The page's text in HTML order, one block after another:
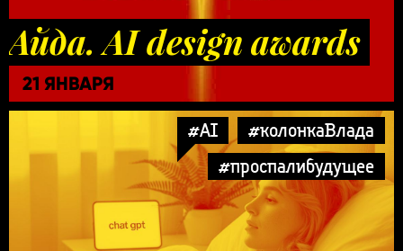
Айда. AI design awards
21 ЯНВАРЯ
#AI
#колонкаВлада
#проспалибудущее